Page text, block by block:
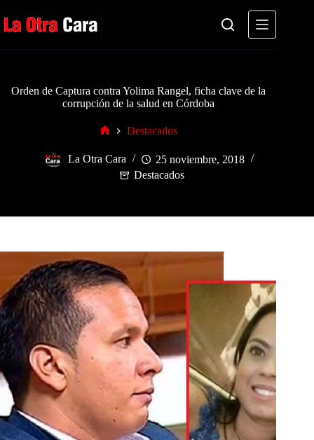
al
contenido
Orden de Captura contra Yolima Rangel, ficha clave de la
corrupción de la salud en Córdoba
Destacados
La Otra Cara
25 noviembre, 2018
Destacados